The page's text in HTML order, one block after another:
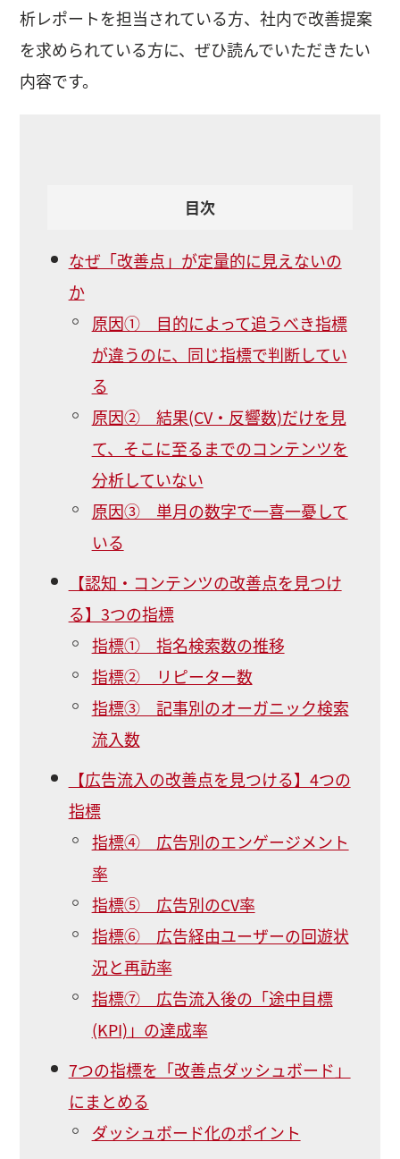
析レポートを担当されている方、社内で改善提案
を求められている方に、ぜひ読んでいただきたい
内容です。
目次
なぜ「改善点」が定量的に見えないの
か
原因① 目的によって追うべき指標
が違うのに、同じ指標で判断してい
る
原因② 結果(CV・反響数)だけを見
て、そこに至るまでのコンテンツを
分析していない
原因③ 単月の数字で一喜一憂して
いる
【認知・コンテンツの改善点を見つけ
る】3つの指標
指標① 指名検索数の推移
指標② リピーター数
指標③ 記事別のオーガニック検索
流入数
【広告流入の改善点を見つける】4つの
指標
指標④ 広告別のエンゲージメント
率
指標⑤ 広告別のCV率
指標⑥ 広告経由ユーザーの回遊状
況と再訪率
指標⑦ 広告流入後の「途中目標
(KPI)」の達成率
7つの指標を「改善点ダッシュボード」
にまとめる
ダッシュボード化のポイント